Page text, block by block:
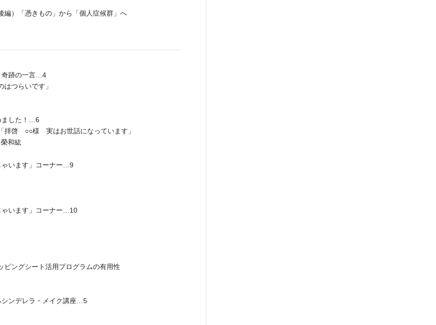
編）「憑きもの」から「個人症候群」へ
奇跡の一言…4
つらいです」
ました！…6
拝啓 ○○様 実はお世話になっています」
和紘
ゃいます」コーナー…9
ゃいます」コーナー…10
ピングシート活用プログラムの有用性
シンデレラ・メイク講座…5